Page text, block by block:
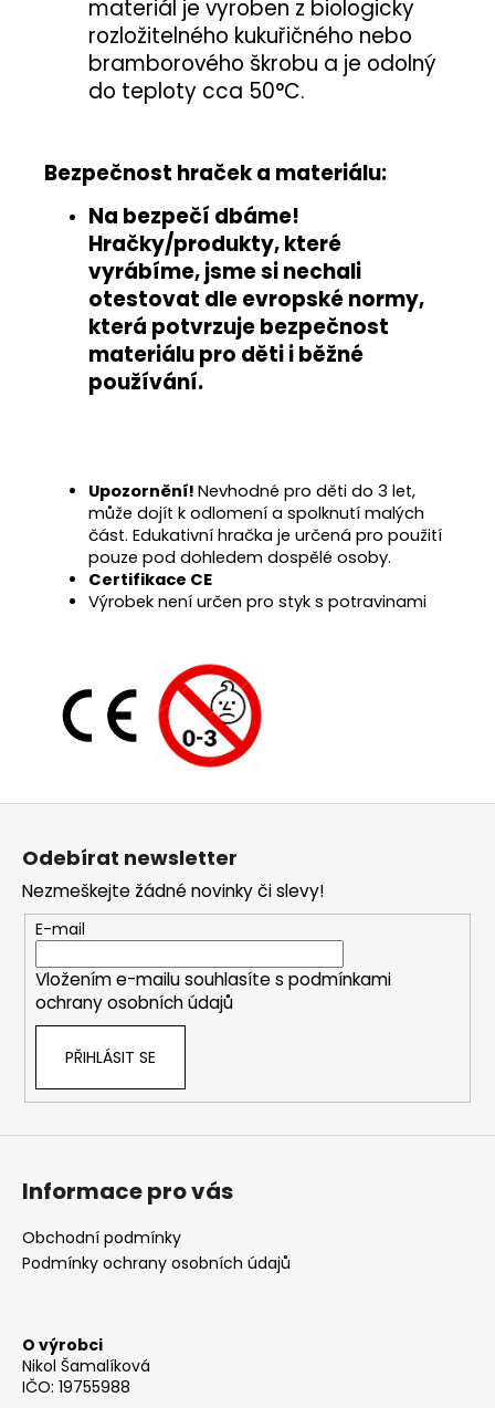
materiál je vyroben z biologicky
rozložitelného kukuřičného nebo
bramborového škrobu a je odolný
do teploty cca 50°C.
Bezpečnost hraček a materiálu:
Na bezpečí dbáme!
Hračky/produkty, které
vyrábíme, jsme si nechali
otestovat dle evropské normy,
která potvrzujebezpečnost
materiálu pro děti i běžné
používání.
Upozornění! Nevhodné pro děti do 3 let,
může dojít k odlomení a spolknutí malých
část. Edukativní hračka je určená pro použití
pouze pod dohledem dospělé osoby.
Certifikace CE
Výrobek není určen pro styk s potravinami
Z
Odebírat newsletter
Nezmeškejte žádné novinky či slevy!
E-mail
Vložením e-mailu souhlasíte s podmínkami
ochrany osobních údajů
PŘIHLÁSIT SE
Informace pro vás
Obchodní podmínky
Podmínky ochrany osobních údajů
O výrobci
Nikol Šamalíková
IČO: 19755988